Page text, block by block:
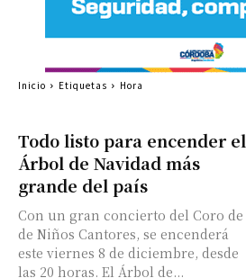
Todo listo para encender el
Árbol de Navidad más
grande del país
Con un gran concierto del Coro de
de Niños Cantores, se encenderá
este viernes 8 de diciembre, desde
las 20 horas. El Árbol de...
Inicio Etiquetas Hora